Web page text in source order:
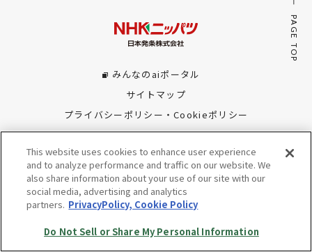
お問い合わせ
PAGE TOP
みんなのaiポータル
サイトマップ
プライバシーポリシー・Cookieポリシー
Do Not Sell or Share My Personal Information
© Copyright NHK SPRING Co.,Ltd. All rights reserved.
This website uses cookies to enhance user experience
and to analyze performance and traffic on our website. We
also share information about your use of our site with our
social media, advertising and analytics
partners. PrivacyPolicy, Cookie Policy
Do Not Sell or Share My Personal Information